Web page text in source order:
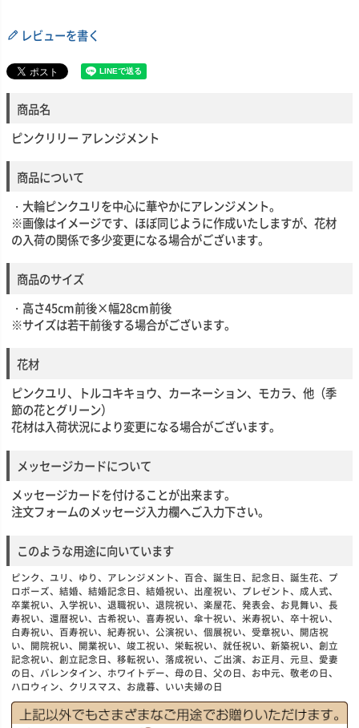
レビューを書く
商品名
ピンクリリー アレンジメント
商品について
・大輪ピンクユリを中心に華やかにアレンジメント。
※画像はイメージです、ほぼ同じように作成いたしますが、花材
の入荷の関係で多少変更になる場合がございます。
商品のサイズ
・高さ45cm前後×幅28cm前後
※サイズは若干前後する場合がございます。
花材
ピンクユリ、トルコキキョウ、カーネーション、モカラ、他（季
節の花とグリーン）
花材は入荷状況により変更になる場合がございます。
メッセージカードについて
メッセージカードを付けることが出来ます。
注文フォームのメッセージ入力欄へご入力下さい。
このような用途に向いています
ピンク、ユリ、ゆり、アレンジメント、百合、誕生日、記念日、誕生花、プ
ロポーズ、結婚、結婚記念日、結婚祝い、出産祝い、プレゼント、成人式、
卒業祝い、入学祝い、退職祝い、退院祝い、楽屋花、発表会、お見舞い、長
寿祝い、還暦祝い、古希祝い、喜寿祝い、傘十祝い、米寿祝い、卒十祝い、
白寿祝い、百寿祝い、紀寿祝い、公演祝い、個展祝い、受章祝い、開店祝
い、開院祝い、開業祝い、竣工祝い、栄転祝い、就任祝い、新築祝い、創立
記念祝い、創立記念日、移転祝い、落成祝い、ご出演、お正月、元旦、愛妻
の日、バレンタイン、ホワイトデー、母の日、父の日、お中元、敬老の日、
ハロウィン、クリスマス、お歳暮、いい夫婦の日